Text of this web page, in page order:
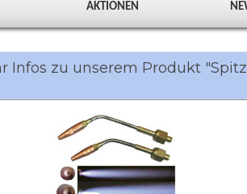
AKTIONEN
Infos zu unserem Produkt